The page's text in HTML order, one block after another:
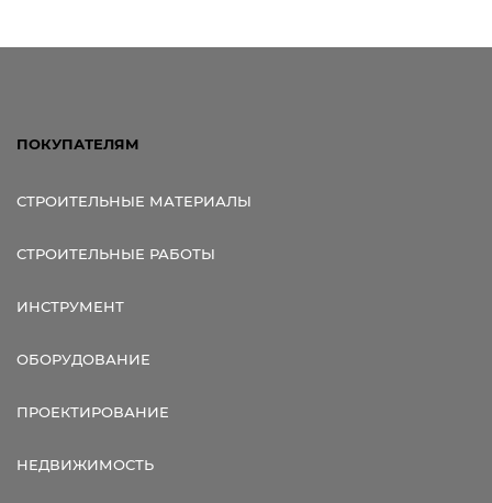
ПОКУПАТЕЛЯМ
СТРОИТЕЛЬНЫЕ МАТЕРИАЛЫ
СТРОИТЕЛЬНЫЕ РАБОТЫ
ИНСТРУМЕНТ
ОБОРУДОВАНИЕ
ПРОЕКТИРОВАНИЕ
НЕДВИЖИМОСТЬ